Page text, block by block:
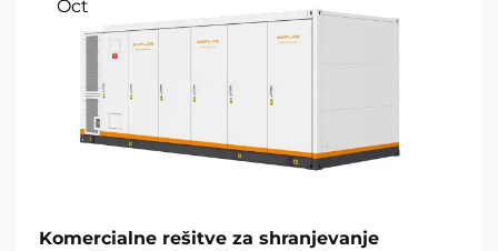
Oct
Komercialne rešitve za shranjevanje